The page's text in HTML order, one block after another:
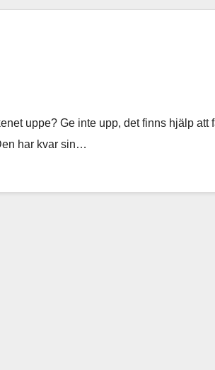
uppe? Ge inte upp, det finns hjälp att
har kvar sin…